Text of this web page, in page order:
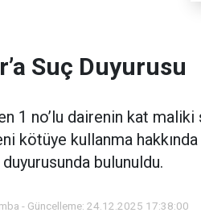
Suç Duyurusu
1 no’lu dairenin kat
kötüye kullanma
bulunuldu.
- Güncelleme: 24.12.2025 17:38:00